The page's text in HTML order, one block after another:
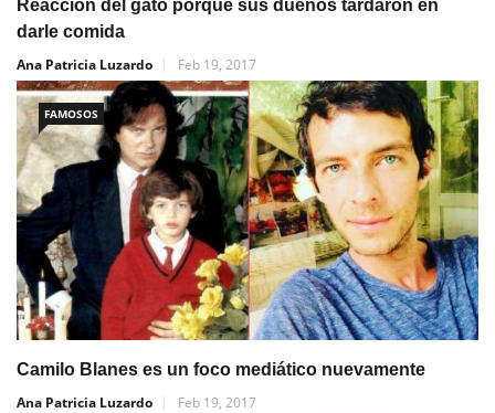
Reacción del gato porque sus dueños tardaron en
darle comida
Ana Patricia Luzardo
Feb 19, 2017
FAMOSOS
Camilo Blanes es un foco mediático nuevamente
Ana Patricia Luzardo
Feb 19, 2017